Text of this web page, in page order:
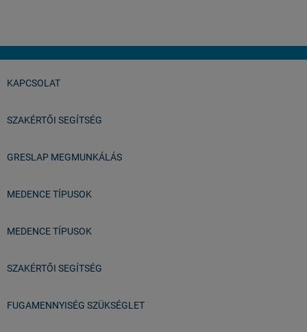
KAPCSOLAT
SZAKÉRTŐI SEGÍTSÉG
GRESLAP MEGMUNKÁLÁS
MEDENCE TÍPUSOK
MEDENCE TÍPUSOK
SZAKÉRTŐI SEGÍTSÉG
FUGAMENNYISÉG SZÜKSÉGLET